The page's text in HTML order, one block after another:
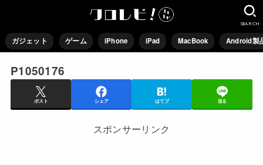
ガジェット ゲーム iPhone iPad MacBook Android製
SEARCH
P1050176
ポスト シェア はてブ 送る
スポンサーリンク